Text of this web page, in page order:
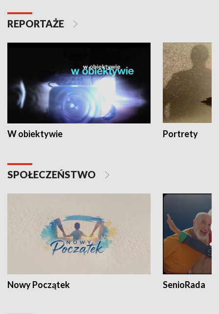
REPORTAŻE
W obiektywie Portrety
SPOŁECZEŃSTWO
Nowy Początek SenioRada